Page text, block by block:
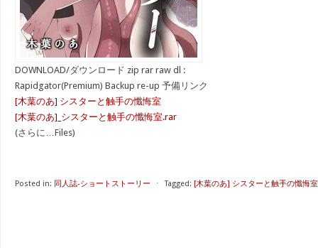
DOWNLOAD/ダウンロード zip rar raw dl :
Rapidgator(Premium) Backup re-up 予備リンク
[木葉のあ] シスターと触手の懺悔室
[木葉のあ]_シスターと触手の懺悔室.rar
(さらに…Files)
Posted in: 同人誌-ショートストーリー ⋅ Tagged: [木葉のあ] シスターと触手の懺悔室